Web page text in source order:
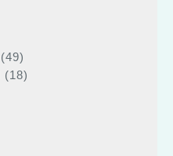
(49)
(18)